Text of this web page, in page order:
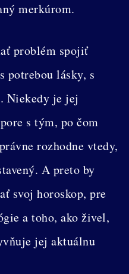
merkúrom.
problém spojiť
potrebou lásky, s
Niekedy je jej
s tým, po čom
rozhodne vtedy,
A preto by
svoj horoskop, pre
a toho, ako živel,
jej aktuálnu